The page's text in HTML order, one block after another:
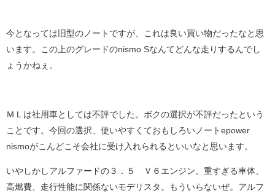
今となっては旧型のノートですが、これは良い買い物だったなと思
います。この上のグレードのnismo Sなんてどんな走りするんでし
ょうかねぇ。
ＭＬは社用車としては不評でした。ボクの選択が不評だったという
ことです。今回の選択、使いやすくておもしろいノートepower
nismoがこんどこそ会社に受け入れられるといいなと思います。
いやしかしアルファードの３．５ Ｖ６エンジン。重すぎる車体、
高燃費、走行性能に関係ないモデリスタ。もういらないぜ。アルフ